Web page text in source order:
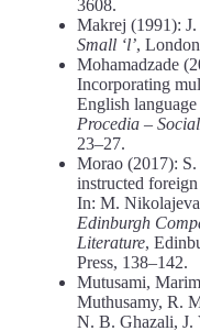
3608.
Makrej (1991):
Small ‘l’,
Mohamadzade
Incorporating
English
Procedia –
23–27.
Morao (2017):
instructed
In: M.
Edinburgh
Literature,
Press, 138–142.
Mutusami,
Muthusamy, R.
N. B. Ghazali, J.